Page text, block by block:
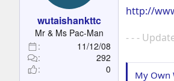
wutaishankttc
Mr & Ms Pac-Man
11/12/08
292
0
http://
- - -
My Own